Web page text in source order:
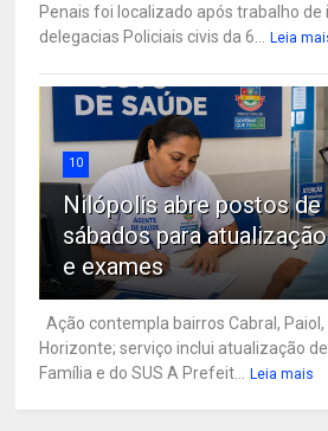
Penais foi localizado após trabalho de
delegacias Policiais civis da 6...
Leia
10
Nilópolis abre postos de
sábados para
e exames
Ação contempla bairros Cabral, Paiol,
Horizonte; serviço inclui atualização
Família e do SUS A Prefeit...
Leia mais